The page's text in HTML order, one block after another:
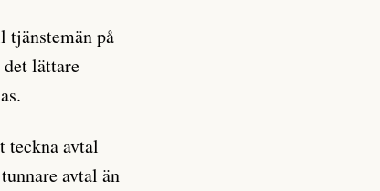
tjänstemän på
lättare
teckna avtal
avtal än